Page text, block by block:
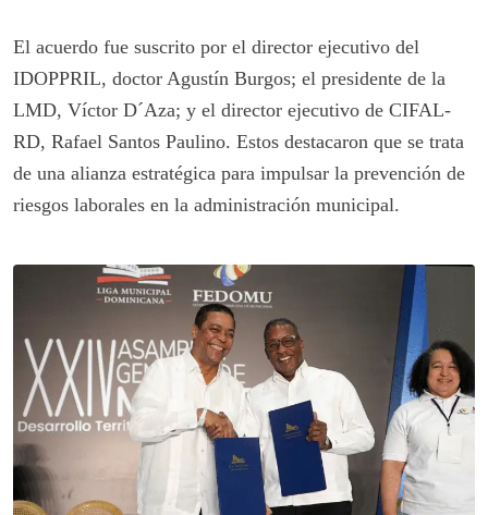
El acuerdo fue suscrito por el director ejecutivo del
IDOPPRIL, doctor Agustín Burgos; el presidente de la
LMD, Víctor D´Aza; y el director ejecutivo de CIFAL-
RD, Rafael Santos Paulino. Estos destacaron que se trata
de una alianza estratégica para impulsar la prevención de
riesgos laborales en la administración municipal.